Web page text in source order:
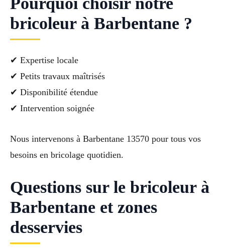
bricoleur à Barbentane ?
✔ Expertise locale
✔ Petits travaux maîtrisés
✔ Disponibilité étendue
✔ Intervention soignée
Nous intervenons à Barbentane 13570 pour tous vos
besoins en bricolage quotidien.
Questions sur le bricoleur à
Barbentane et zones
desservies